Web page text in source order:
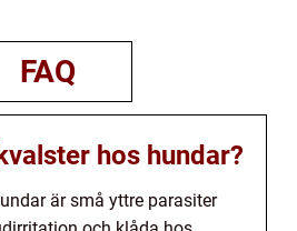
FAQ
hos hundar?
är små yttre parasiter